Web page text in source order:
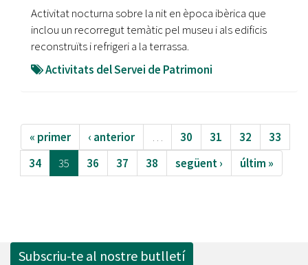
Activitat nocturna sobre la nit en època ibèrica que
inclou un recorregut temàtic pel museu i als edificis
reconstruïts i refrigeri a la terrassa.
Activitats del Servei de Patrimoni
« primer ‹ anterior … 30 31 32
33
34
35 36 37 38 següent › últim »
Subscriu-te al nostre butlletí